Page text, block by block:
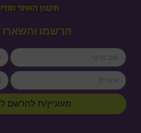
תקנון האתר
הרשמו והשארו
firstName
email
מעוניין/ת להרשם